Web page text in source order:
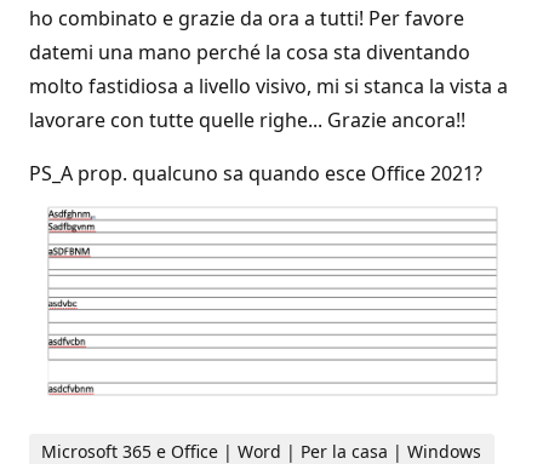
ho combinato e grazie da ora a tutti! Per favore
datemi una mano perché la cosa sta diventando
molto fastidiosa a livello visivo, mi si stanca la vista a
lavorare con tutte quelle righe... Grazie ancora!!
PS_A prop. qualcuno sa quando esce Office 2021?
Microsoft 365 e Office | Word | Per la casa | Windows